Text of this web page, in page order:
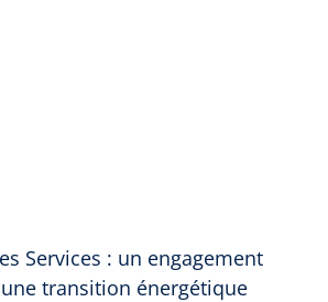
Services : un engagement
transition énergétique